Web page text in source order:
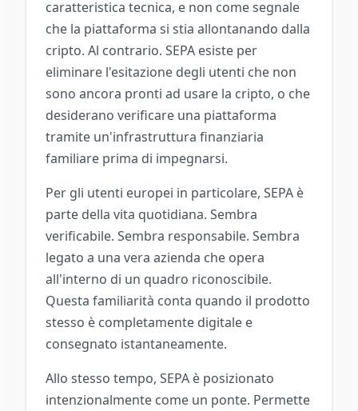
caratteristica tecnica, e non come segnale
che la piattaforma si stia allontanando dalla
cripto. Al contrario. SEPA esiste per
eliminare l'esitazione degli utenti che non
sono ancora pronti ad usare la cripto, o che
desiderano verificare una piattaforma
tramite un'infrastruttura finanziaria
familiare prima di impegnarsi.
Per gli utenti europei in particolare, SEPA è
parte della vita quotidiana. Sembra
verificabile. Sembra responsabile. Sembra
legato a una vera azienda che opera
all'interno di un quadro riconoscibile.
Questa familiarità conta quando il prodotto
stesso è completamente digitale e
consegnato istantaneamente.
Allo stesso tempo, SEPA è posizionato
intenzionalmente come un ponte. Permette